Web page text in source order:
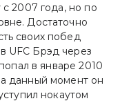
с 2007 года, но по
Достаточно
своих побед
UFC Брэд через
в январе 2010
данный момент он
нокаутом